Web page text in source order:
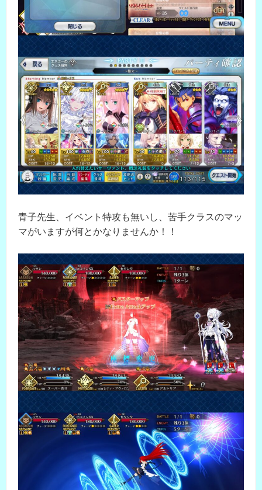
青子先生、イベント特攻も無いし、苦手クラスのマッ
マがいますが何とかなりませんか！！